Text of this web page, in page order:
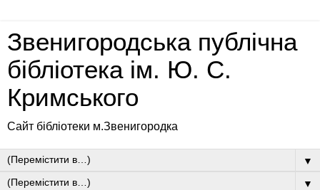
Звенигородська публічна
бібліотека ім. Ю. С.
Кримського
Сайт бібліотеки м.Звенигородка
▼
▼